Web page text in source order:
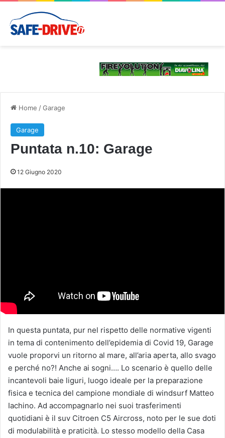
Home /Garage
Garage
Puntata n.10: Garage
12 Giugno 2020
In questa puntata, pur nel rispetto delle normative vigenti
in tema di contenimento dell’epidemia di Covid 19, Garage
vuole proporvi un ritorno al mare, all’aria aperta, allo svago
e perché no?! Anche ai sogni…. Lo scenario è quello delle
incantevoli baie liguri, luogo ideale per la preparazione
fisica e tecnica del campione mondiale di windsurf Matteo
Iachino. Ad accompagnarlo nei suoi trasferimenti
quotidiani è il suv Citroen C5 Aircross, noto per le sue doti
di modulabilità e praticità. Lo stesso modello della Casa